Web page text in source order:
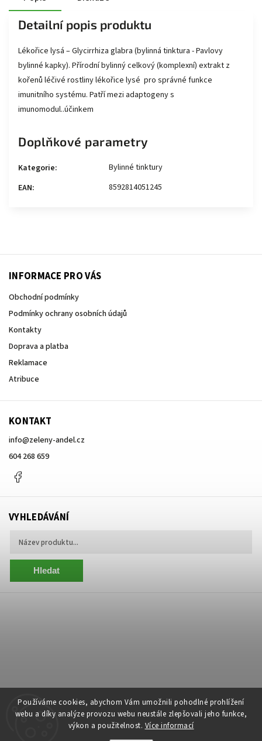
Používáme cookies, abychom Vám umožnili pohodlné prohlížení
webu a díky analýze provozu webu neustále zlepšovali jeho funkce,
výkon a použitelnost. Více informací
Detailní popis produktu
Lékořice lysá – Glycirrhiza glabra (bylinná tinktura - Pavlovy
bylinné kapky). Přírodní bylinný celkový (komplexní) extrakt z
kořenů léčivé rostliny lékořice lysé pro správné funkce
imunitního systému. Patří mezi adaptogeny s
imunomodul..účinkem
Doplňkové parametry
Kategorie:
Bylinné tinktury
EAN: 8592814051245
INFORMACE PRO VÁS
Obchodní podmínky
Podmínky ochrany osobních údajů
Kontakty
Doprava a platba
Reklamace
Atribuce
KONTAKT
info@zeleny-andel.cz
604 268 659
VYHLEDÁVÁNÍ
Hledat
Copyright 2026 Centrum Zelený Anděl